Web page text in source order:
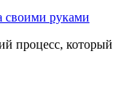
своими руками
процесс, который